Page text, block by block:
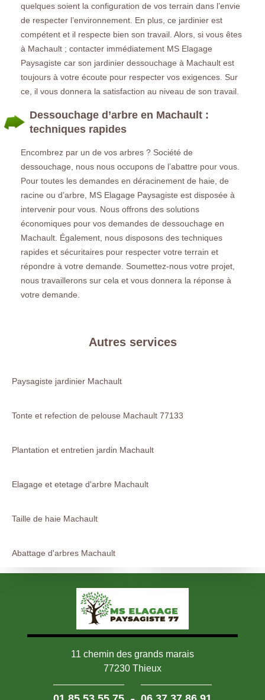
quelques soient la configuration de vos terrain dans l’envie
de respecter l’environnement. En plus, ce jardinier est
compétent et il respecte bien son travail. Alors, si vous êtes
à Machault ; contacter immédiatement MS Elagage
Paysagiste car son jardinier dessouchage à Machault est
toujours à votre écoute pour respecter vos exigences. Sur
ce, il vous donnera la satisfaction au niveau de son travail.
Dessouchage d’arbre en Machault :
techniques rapides
Encombrez par un de vos arbres ? Société de
dessouchage, nous nous occupons de l’abattre pour vous.
Pour toutes les demandes en déracinement de haie, de
racine ou d’arbre, MS Elagage Paysagiste est disposée à
intervenir pour vous. Nous offrons des solutions
économiques pour vos demandes de dessouchage en
Machault. Également, nous disposons des techniques
rapides et sécuritaires pour respecter votre terrain et
répondre à votre demande. Soumettez-nous votre projet,
nous travaillerons sur cela et vous donnera la réponse à
votre demande.
Autres services
Paysagiste jardinier Machault
Tonte et refection de pelouse Machault 77133
Plantation et entretien jardin Machault
Elagage et etetage d'arbre Machault
Taille de haie Machault
Abattage d'arbres Machault
11 chemin des grands marais
77230 Thieux